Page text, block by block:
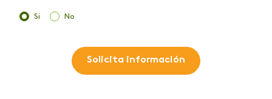
Si No
Solicita información